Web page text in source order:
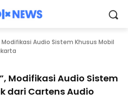
Audio Sistem Khusus Mobil
Modifikasi Audio Sistem
dari Cartens Audio